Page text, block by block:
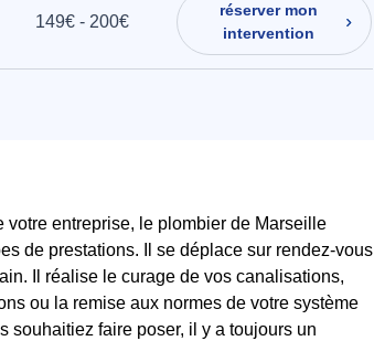
149€ - 200€
réserver mon
intervention
votre entreprise, le plombier de Marseille
de prestations. Il se déplace sur rendez-vous
Il réalise le curage de vos canalisations,
ou la remise aux normes de votre système
souhaitiez faire poser, il y a toujours un